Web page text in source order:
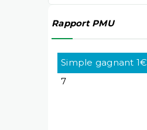
Rapport PMU
Simple gagnant 1€
7